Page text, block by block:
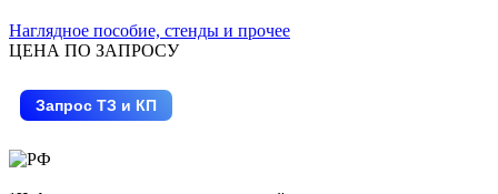
Наглядное пособие, стенды и прочее
ЦЕНА ПО ЗАПРОСУ
Запрос ТЗ и КП